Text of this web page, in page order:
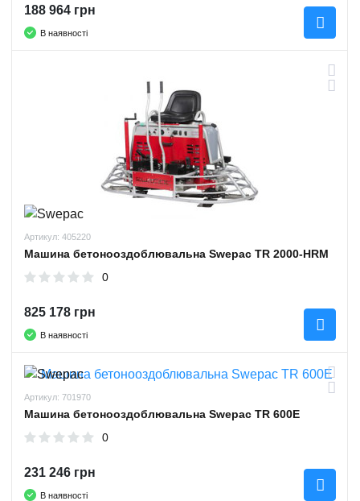
188 964 грн
В наявності
Артикул: 405220
Машина бетонооздоблювальна Swepac TR 2000-HRM
0
825 178 грн
В наявності
Артикул: 701970
Машина бетонооздоблювальна Swepac TR 600E
0
231 246 грн
В наявності